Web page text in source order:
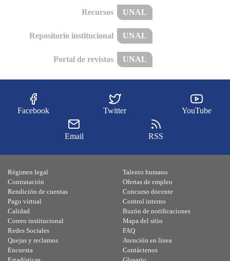
Recursos UNAL
Repositorio institucional UNAL
Portal de revistas UNAL
Facebook Twitter YouTube
Email RSS
Régimen legal
Contratación
Rendición de cuentas
Pago virtual
Calidad
Talento humano
Ofertas de empleo
Concurso docente
Control interno
Buzón de notificaciones
Correo institucional
Redes Sociales
Quejas y reclamos
Encuesta
Mapa del sitio
FAQ
Atención en línea
Contáctenos